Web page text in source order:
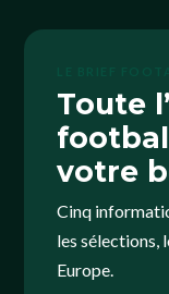
Toute
votre
Cinq
les sélections,
Europe.